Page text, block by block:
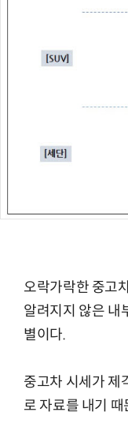
오락가락한 중고
알려지지 않은 내
별이다.
중고차 시세가 제
로 자료를 내기